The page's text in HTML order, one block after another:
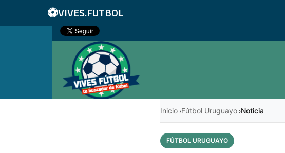
⚽VIVES.FUTBOL
Inicio ›Fútbol Uruguayo ›Noticia
FÚTBOL URUGUAYO